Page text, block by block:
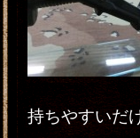
持ちやすいだ